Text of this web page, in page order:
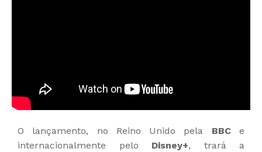
O lançamento, no Reino Unido pela BBCe
internacionalmente pelo Disney+, trará a